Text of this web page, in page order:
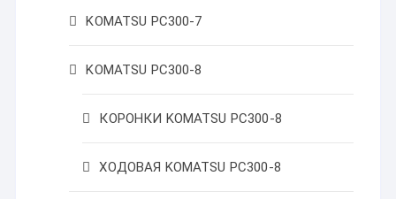
KOMATSU PC300-7
KOMATSU PC300-8
КОРОНКИ KOMATSU PC300-8
ХОДОВАЯ KOMATSU PC300-8